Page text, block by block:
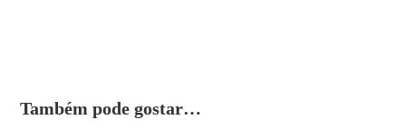
Também pode gostar…